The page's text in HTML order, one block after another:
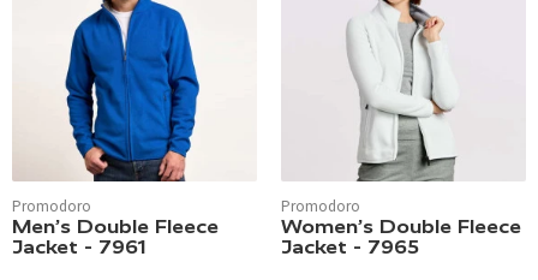
Promodoro
Men’s Double Fleece
Jacket - 7961
Promodoro
Women’s Double Fleece
Jacket - 7965